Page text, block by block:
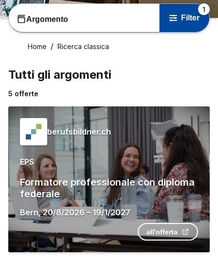
Argomento Filter
1
Home Ricerca classica
Tutti gli argomenti
5 offerte
berufsbildner.ch
EPS
Formatore professionale con diploma
federale
Bern,20/8/2026 – 19/1/2027
all'offerta